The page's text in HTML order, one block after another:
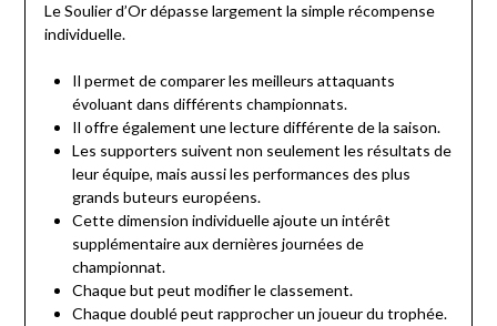
Le Soulier d’Or dépasse largement la simple récompense
individuelle.
Il permet de comparer les meilleurs attaquants
évoluant dans différents championnats.
Il offre également une lecture différente de la saison.
Les supporters suivent non seulement les résultats de
leur équipe, mais aussi les performances des plus
grands buteurs européens.
Cette dimension individuelle ajoute un intérêt
supplémentaire aux dernières journées de
championnat.
Chaque but peut modifier le classement.
Chaque doublé peut rapprocher un joueur du trophée.